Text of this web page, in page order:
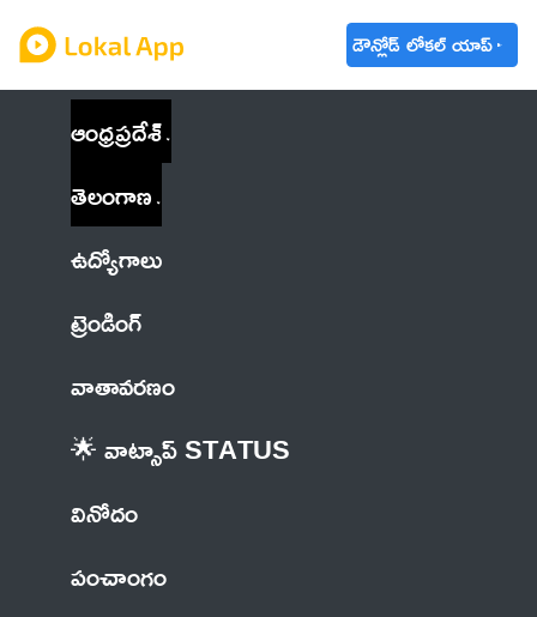
డౌన్లోడ్ లోకల్ యాప్
ఆంధ్రప్రదేశ్
తెలంగాణ
ఉద్యోగాలు
ట్రెండింగ్
వాతావరణం
🌟 వాట్సాప్ STATUS
వినోదం
పంచాంగం